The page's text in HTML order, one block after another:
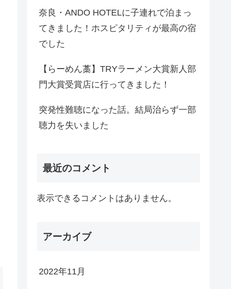
奈良・ANDO HOTELに子連れで泊まっ
てきました！ホスピタリティが最高の宿
でした
【らーめん藁】TRYラーメン大賞新人部
門大賞受賞店に行ってきました！
突発性難聴になった話。結局治らず一部
聴力を失いました
最近のコメント
表示できるコメントはありません。
アーカイブ
2022年11月